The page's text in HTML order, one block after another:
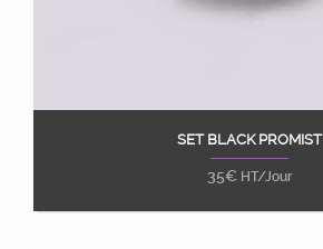
Ajouter au panier
SET BLACK PROMIST
35€ HT/Jour